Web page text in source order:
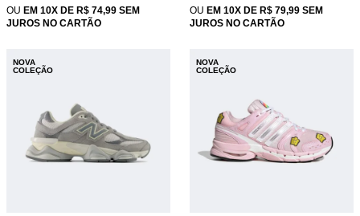
OU EM 10X DE R$ 74,99 SEM
JUROS NO CARTÃO
OU EM 10X DE R$ 79,99 SEM
JUROS NO CARTÃO
NOVA
COLEÇÃO
NOVA
COLEÇÃO